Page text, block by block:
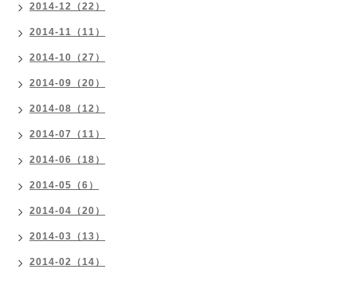
2014-12（22）
2014-11（11）
2014-10（27）
2014-09（20）
2014-08（12）
2014-07（11）
2014-06（18）
2014-05（6）
2014-04（20）
2014-03（13）
2014-02（14）